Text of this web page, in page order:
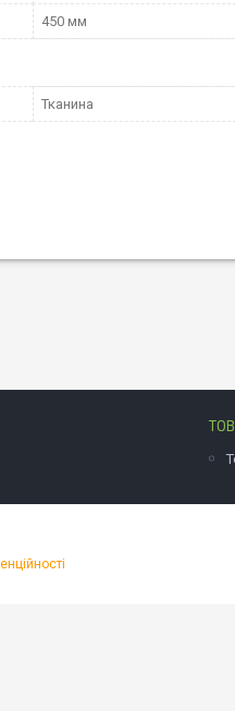
450 мм
Тканина